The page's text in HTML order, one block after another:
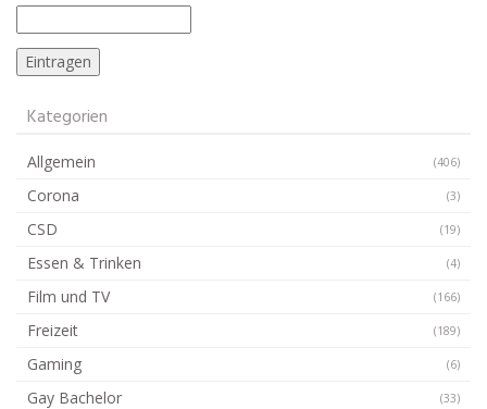
Kategorien
Allgemein (406)
Corona (3)
CSD (19)
Essen & Trinken (4)
Film und TV (166)
Freizeit (189)
Gaming (6)
Gay Bachelor (33)